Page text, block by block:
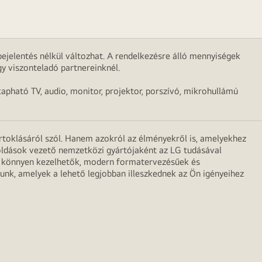
nélkül változhat. A rendelkezésre álló mennyiségek
viszonteladó partnereinknél.
TV, audio, monitor, projektor, porszívó, mikrohullámú
szól. Hanem azokról az élményekről is, amelyekhez
vezető nemzetközi gyártójaként az LG tudásával
kezelhetők, modern formatervezésűek és
amelyek a lehető legjobban illeszkednek az Ön igényeihez